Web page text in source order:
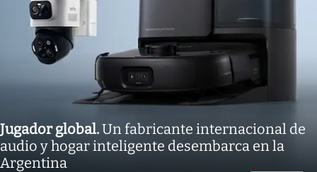
Jugador global.Un fabricante internacional de
audio y hogar inteligente desembarca en la
Argentina